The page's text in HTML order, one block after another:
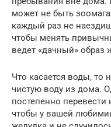
может не быть
каждый раз не
чтобы менять
ведет «дачный» образ
Что касается воды, то
чистую воду из дома.
постепенно перевести
чтобы у вашей